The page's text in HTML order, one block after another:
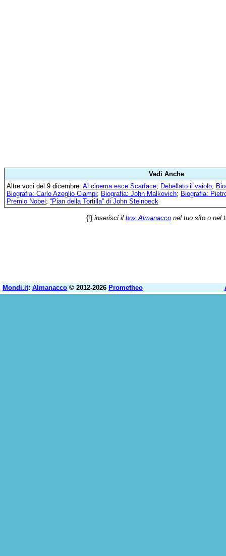
Vedi Anche
Altre voci del 9 dicembre: Al cinema esce Scarface; Debellato il vaiolo;
Biografia: Carlo Azeglio Ciampi; Biografia: John Malkovich; Biografia:
Premio Nobel ; “Pian della Tortilla” di John Steinbeck
{!} inserisci il box Almanacco nel tuo sito o nel
Mondi.it: Almanacco © 2012-2026 Prometheo